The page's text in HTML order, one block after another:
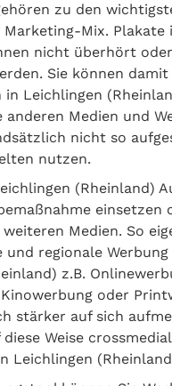
zu den
Marketing-Mix. Plakate
nicht überhört oder
Sie können
in Leichlingen
anderen Medien und
nicht so
nutzen.
(Rheinland)
einsetzen
Medien. So
regionale Werbung
z.B.
oder
stärker auf sich
Weise
Leichlingen